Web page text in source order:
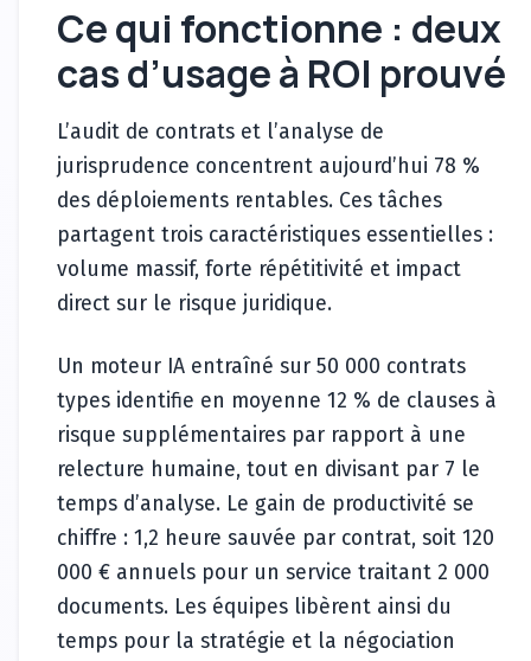
Ce qui fonctionne : deux
cas d’usage à ROI prouvé
L’audit de contrats et l’analyse de
jurisprudence concentrent aujourd’hui 78 %
des déploiements rentables. Ces tâches
partagent trois caractéristiques essentielles :
volume massif, forte répétitivité et impact
direct sur le risque juridique.
Un moteur IA entraîné sur 50 000 contrats
types identifie en moyenne 12 % de clauses à
risque supplémentaires par rapport à une
relecture humaine, tout en divisant par 7 le
temps d’analyse. Le gain de productivité se
chiffre : 1,2 heure sauvée par contrat, soit 120
000 € annuels pour un service traitant 2 000
documents. Les équipes libèrent ainsi du
temps pour la stratégie et la négociation